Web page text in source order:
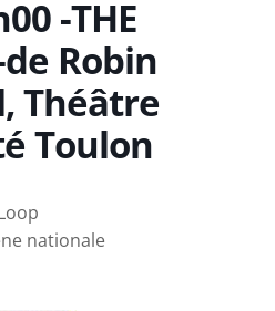
-THE
de Robin
Théâtre
Toulon
nationale